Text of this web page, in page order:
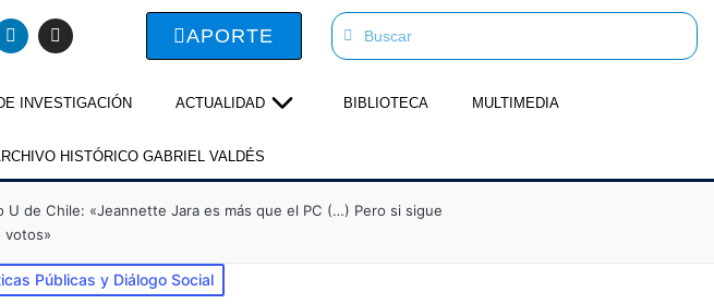
APORTE
INVESTIGACIÓN ACTUALIDAD BIBLIOTECA MULTIMEDIA
HISTÓRICO GABRIEL VALDÉS
U de Chile: «Jeannette Jara es más que el PC (…) Pero si sigue
votos»
Públicas y Diálogo Social